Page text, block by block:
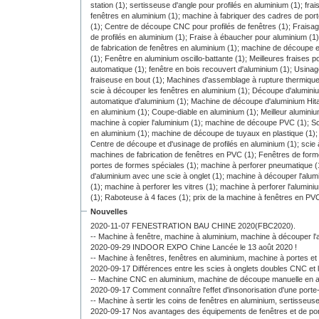
station (1); sertisseuse d'angle pour profilés en aluminium (1);
fenêtres en aluminium (1); machine à fabriquer des cadres de
(1); Centre de découpe CNC pour profilés de fenêtres (1);
de profilés en aluminium (1); Fraise à ébaucher pour aluminium
de fabrication de fenêtres en aluminium (1); machine de découpe
(1); Fenêtre en aluminium oscillo-battante (1); Meilleures fraises
automatique (1); fenêtre en bois recouvert d'aluminium (1);
fraiseuse en bout (1); Machines d'assemblage à rupture
scie à découper les fenêtres en aluminium (1); Découpe
automatique d'aluminium (1); Machine de découpe d'aluminium
en aluminium (1); Coupe-diable en aluminium (1); Meilleur
machine à copier l'aluminium (1); machine de découpe PVC (1);
en aluminium (1); machine de découpe de tuyaux en plastique (1);
Centre de découpe et d'usinage de profilés en aluminium (1); scie
machines de fabrication de fenêtres en PVC (1); Fenêtres de
portes de formes spéciales (1); machine à perforer pneumatique
d'aluminium avec une scie à onglet (1); machine à découper
(1); machine à perforer les vitres (1); machine à perforer
(1); Raboteuse à 4 faces (1); prix de la machine à fenêtres en
Nouvelles
2020-11-07 FENESTRATION BAU CHINE 2020(FBC2020).
-- Machine à fenêtre, machine à aluminium, machine à découper
2020-09-29 INDOOR EXPO Chine Lancée le 13 août 2020 !
-- Machine à fenêtres, fenêtres en aluminium, machine à portes et
2020-09-17 Différences entre les scies à onglets doubles CNC
-- Machine CNC en aluminium, machine de découpe manuelle en
2020-09-17 Comment connaître l'effet d'insonorisation d'une
-- Machine à sertir les coins de fenêtres en aluminium,
2020-09-17 Nos avantages des équipements de fenêtres et de